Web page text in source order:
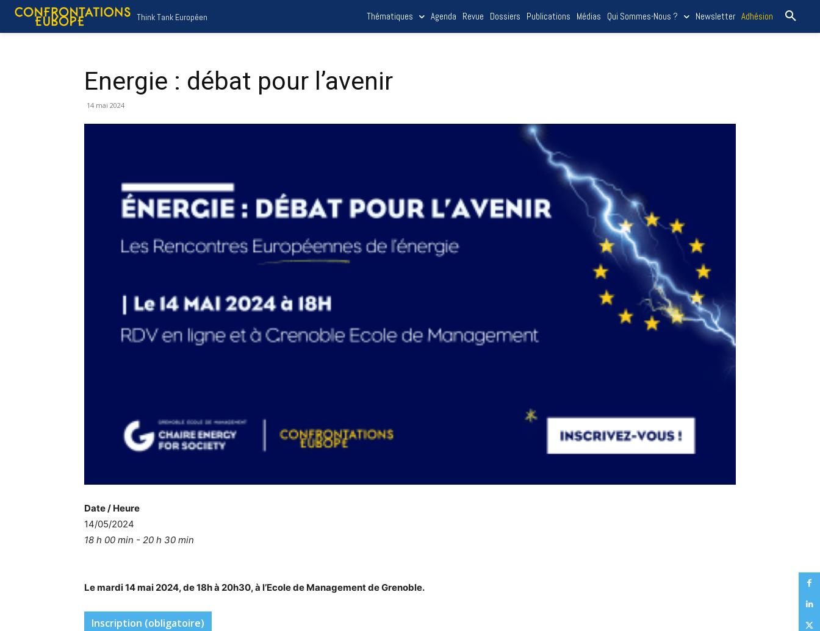
Think Tank Européen Thématiques Agenda Revue Dossiers Publications Médias Qui Sommes-Nous ? Newsletter Adhésion
Energie : débat pour l’avenir
14 mai 2024
Date / Heure
14/05/2024
18 h 00 min - 20 h 30 min
Le mardi 14 mai 2024, de 18h à 20h30, à l’Ecole de Management de Grenoble.
Inscription (obligatoire)